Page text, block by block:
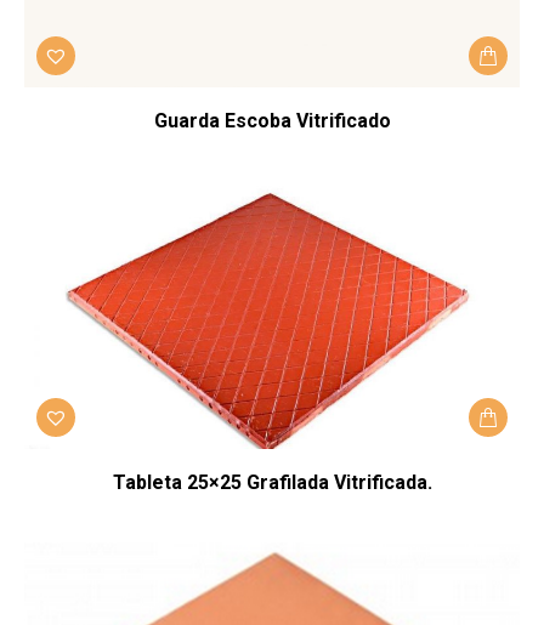
Guarda Escoba Vitrificado
Tableta 25×25 Grafilada Vitrificada.